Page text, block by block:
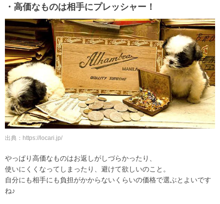
・高価なものは相手にプレッシャー！
出典：https://locari.jp/
やっぱり高価なものはお返しがしづらかったり、
使いにくくなってしまったり、避けて欲しいのこと。
自分にも相手にも負担がかからないくらいの価格で選ぶとよいです
ね♪